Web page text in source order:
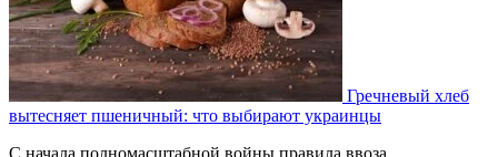
Гречневый хлеб
вытесняет пшеничный: что выбирают украинцы